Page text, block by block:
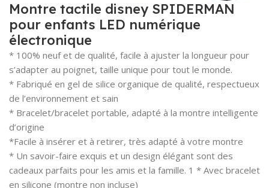
Montre tactile disney SPIDERMAN
pour enfants LED numérique
électronique
* 100% neuf et de qualité, facile à ajuster la longueur pour
s’adapter au poignet, taille unique pour tout le monde.
* Fabriqué en gel de silice organique de qualité, respectueux
de l’environnement et sain
* Bracelet/bracelet portable, adapté à la montre intelligente
d’origine
*Facile à insérer et à retirer, très adapté à votre montre
* Un savoir-faire exquis et un design élégant sont des
cadeaux parfaits pour les amis et la famille. 1 * Avec bracelet
en silicone (montre non incluse)